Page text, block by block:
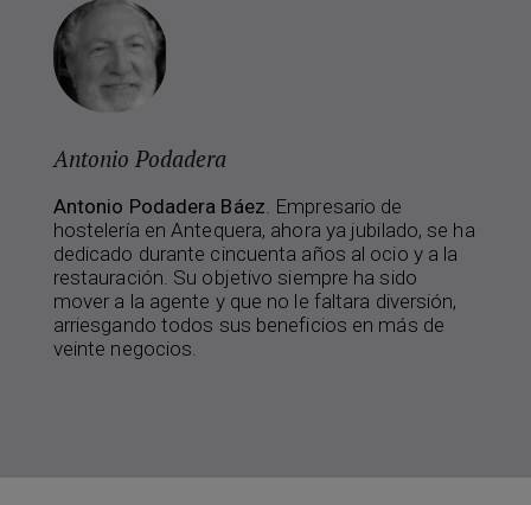
Antonio Podadera
Antonio Podadera Báez . Empresario de
hostelería en Antequera, ahora ya jubilado, se ha
dedicado durante cincuenta años al ocio y a la
restauración. Su objetivo siempre ha sido
mover a la agente y que no le faltara diversión,
arriesgando todos sus beneficios en más de
veinte negocios.